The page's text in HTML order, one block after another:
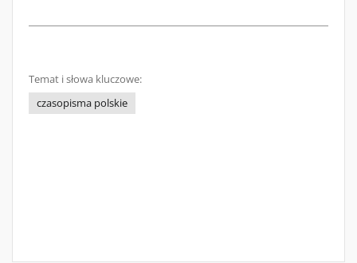
Temat i słowa kluczowe:
czasopisma polskie